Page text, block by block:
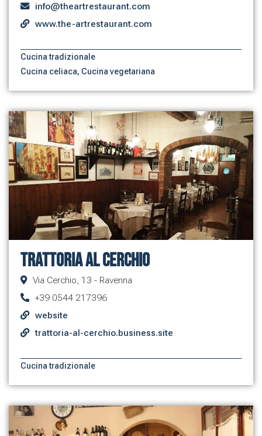
info@theartrestaurant.com
www.the-artrestaurant.com
Cucina tradizionale
Cucina celiaca, Cucina vegetariana
Trattoria al Cerchio
Via Cerchio, 13 - Ravenna
+39 0544 217396
website
trattoria-al-cerchio.business.site
Cucina tradizionale